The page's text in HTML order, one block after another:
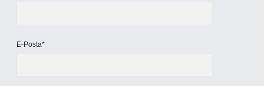
E-Posta*